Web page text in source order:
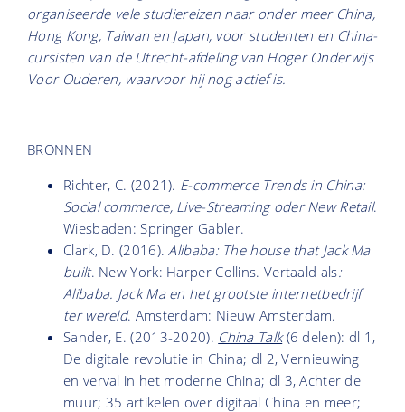
organiseerde vele studiereizen naar onder meer China,
Hong Kong, Taiwan en Japan, voor studenten en China-
cursisten van de Utrecht-afdeling van Hoger Onderwijs
Voor Ouderen, waarvoor hij nog actief is.
BRONNEN
Richter, C. (2021). E-commerce Trends in China:
Social commerce, Live-Streaming oder New Retail.
Wiesbaden: Springer Gabler.
Clark, D. (2016).Alibaba: The house that Jack Ma
built. New York: Harper Collins. Vertaald als:
Alibaba. Jack Ma en het grootste internetbedrijf
ter wereld. Amsterdam: Nieuw Amsterdam.
Sander, E. (2013-2020). China Talk(6 delen): dl 1,
De digitale revolutie in China; dl 2, Vernieuwing
en verval in het moderne China; dl 3, Achter de
muur; 35 artikelen over digitaal China en meer;